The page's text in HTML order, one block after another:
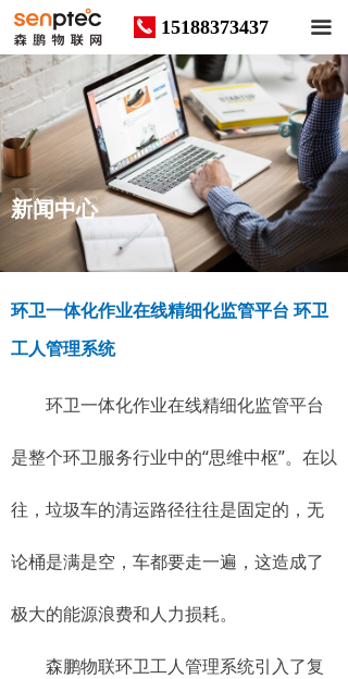
끀
끅 15188373437
环卫一体化作业在线精细化监管平台 环卫
工人管理系统
环卫一体化作业在线精细化监管平台
是整个环卫服务行业中的“思维中枢”。在以
往，垃圾车的清运路径往往是固定的，无
论桶是满是空，车都要走一遍，这造成了
极大的能源浪费和人力损耗。
森鹏物联环卫工人管理系统引入了复
News
新闻中心